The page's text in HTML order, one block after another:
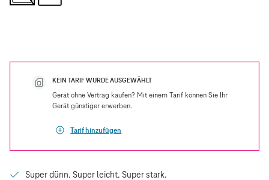
KEIN TARIF WURDE AUSGEWÄHLT
Gerät ohne Vertrag kaufen? Mit einem Tarif können Sie Ihr
Gerät günstiger erwerben.
Tarif hinzufügen